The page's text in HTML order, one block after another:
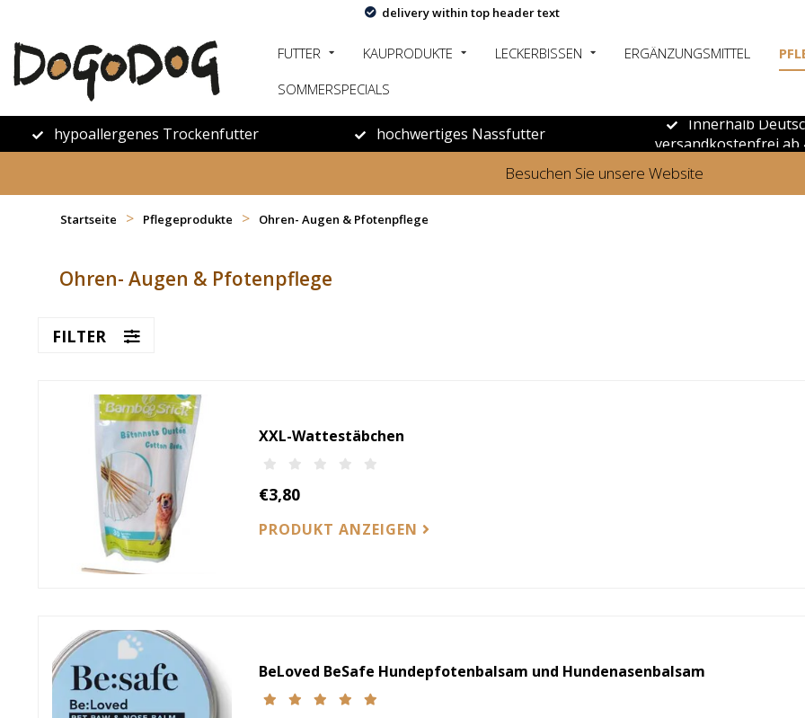
delivery within top header text
FUTTER KAUPRODUKTE LECKERBISSEN ERGÄNZUNGSMITTEL
SOMMERSPECIALS
hypoallergenes Trockenfutter hochwertiges Nassfutter
Innerhalb
versandkostenfrei ab
Besuchen Sie unsere Website
Startseite > Pflegeprodukte > Ohren- Augen & Pfotenpflege
Ohren- Augen & Pfotenpflege
FILTER
XXL-Wattestäbchen
€3,80
PRODUKT ANZEIGEN
BeLoved BeSafe Hundepfotenbalsam und Hundenasenbalsam